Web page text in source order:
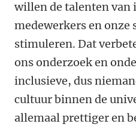
willen de talenten van
medewerkers en onze
stimuleren. Dat
ons onderzoek en
inclusieve, dus
cultuur binnen de
allemaal prettiger en